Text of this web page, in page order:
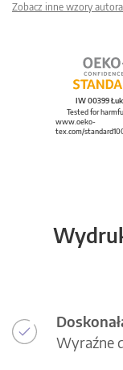
Zobacz inne wzory autora
IW 00399
Tested for
www.oeko-
tex.com/
Wyraźne